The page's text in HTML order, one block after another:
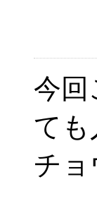
今回
ても
チ